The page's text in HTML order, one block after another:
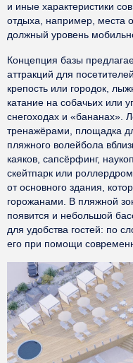
и иные характеристики
отдыха, например, места
должный уровень
Концепция базы
аттракций для
крепость или городок,
катание на собачьих или
снегоходах и «бананах».
тренажёрами, площадка
пляжного волейбола
каяков, сапсёрфинг,
скейтпарк или
от основного здания,
горожанами. В пляжной
появится и небольшой
для удобства гостей: по
его при помощи